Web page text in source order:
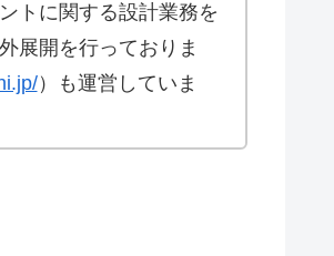
トに関する設計業務を
展開を行っておりま
）も運営していま